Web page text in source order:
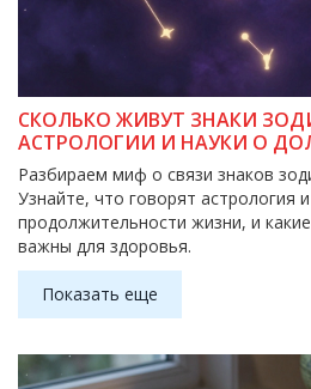
СКОЛЬКО ЖИВУТ ЗНАКИ
АСТРОЛОГИИ И НАУКИ О
Разбираем миф о связи знаков
Узнайте, что говорят астрология
продолжительности жизни, и
важны для здоровья.
Показать еще